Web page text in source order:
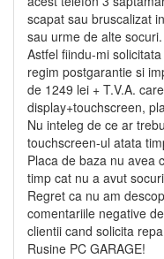
scapat sau bruscalizat
sau urme de alte socuri.
Astfel fiindu-mi
regim postgarantie si
de 1249 lei + T.V.A.
display+touchscreen,
Nu inteleg de ce ar
touchscreen-ul atata
Placa de baza nu avea
timp cat nu a avut
Regret ca nu am
comentariile negative
clientii cand solicita
Rusine PC GARAGE!